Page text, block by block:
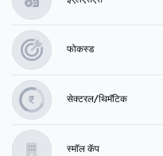
फोकस्ड
सेक्टरल/थिमॅटिक
स्मॉल कॅप